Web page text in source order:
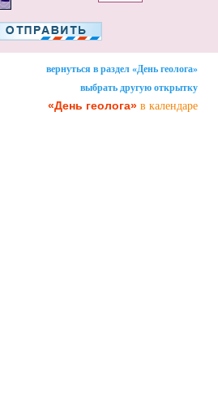
вернуться в раздел «День геолога»
выбрать другую открытку
«День геолога» в календаре